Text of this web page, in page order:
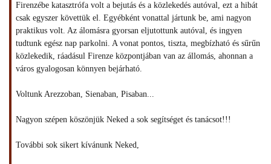
Firenzébe katasztrófa volt a bejutás és a közlekedés autóval, ezt a hibát
csak egyszer követtük el. Egyébként vonattal jártunk be, ami nagyon
praktikus volt. Az álomásra gyorsan eljutottunk autóval, és ingyen
tudtunk egész nap parkolni. A vonat pontos, tiszta, megbízható és sűrűn
közlekedik, ráadásul Firenze központjában van az állomás, ahonnan a
város gyalogosan könnyen bejárható.
Voltunk Arezzoban, Sienaban, Pisaban...
Nagyon szépen köszönjük Neked a sok segítséget és tanácsot!!!
További sok sikert kívánunk Neked,